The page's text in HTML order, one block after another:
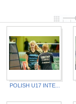
POLISH U17 INTE...